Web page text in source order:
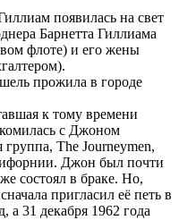
появилась на свет
Барнетта Гиллиама
флоте) и его жены
прожила в городе
к тому времени
с Джоном
The Journeymen,
Джон был почти
состоял в браке. Но,
пригласил её петь в
а 31 декабря 1962 года